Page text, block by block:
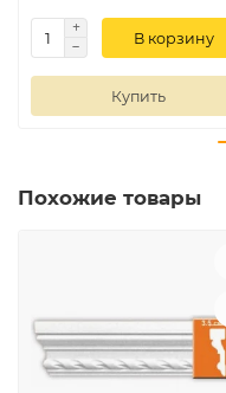
В корзину
Купить
Похожие товары